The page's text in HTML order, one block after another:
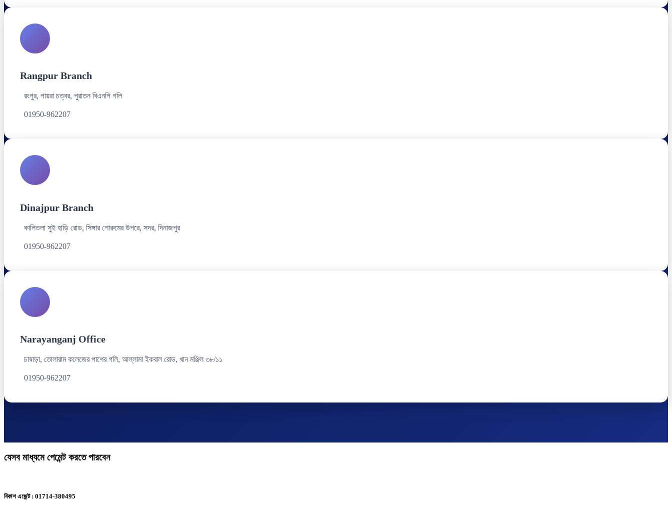
Rangpur Branch
রংপুর, পায়রা চত্বর, পুরাতন বিএনপি গলি
01950-962207
Dinajpur Branch
কালিতলা সুই হাড়ি রোড, সিঙ্গার শোরুমের উপরে, সদর, দিনাজপুর
01950-962207
Narayanganj Office
চাষাড়া, তোলারাম কলেজের পাশের গলি, আল্লামা ইকবাল রোড, খান মঞ্জিল ৩৮/১১
01950-962207
যেসব মাধ্যমে পেমেন্ট করতে পারবেন
বিকাশ এজেন্ট : 01714-380495